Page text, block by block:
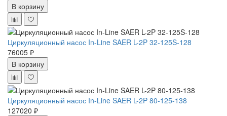
В корзину
Циркуляционный насос In-Line SAER L-2P 32-125S-128
76005 ₽
В корзину
Циркуляционный насос In-Line SAER L-2P 80-125-138
127020 ₽